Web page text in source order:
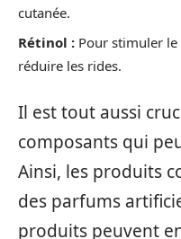
cutanée.
Rétinol : Pour stimuler
réduire les rides.
Il est tout aussi
composants qui
Ainsi, les produits
des parfums
produits peuvent